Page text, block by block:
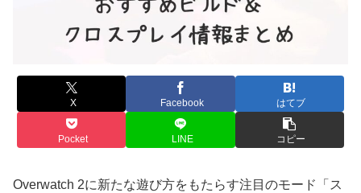
X Facebook はてブ
Pocket LINE コピー
Overwatch 2に新たな遊び方をもたらす注目のモード「ス